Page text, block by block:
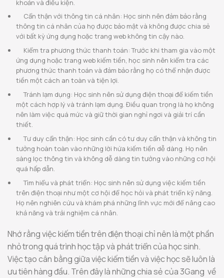
khoản và điều kiện.
Cẩn thận với thông tin cá nhân: Học sinh nên đảm bảo rằng
thông tin cá nhân của họ được bảo mật và không được chia sẻ
với bất kỳ ứng dụng hoặc trang web không tin cậy nào.
Kiểm tra phương thức thanh toán: Trước khi tham gia vào một
ứng dụng hoặc trang web kiếm tiền, học sinh nên kiểm tra các
phương thức thanh toán và đảm bảo rằng họ có thể nhận được
tiền một cách an toàn và tiện lợi.
Tránh lạm dụng: Học sinh nên sử dụng điện thoại để kiếm tiền
một cách hợp lý và tránh lạm dụng. Điều quan trọng là họ không
nên làm việc quá mức và giữ thời gian nghỉ ngơi và giải trí cần
thiết.
Tư duy cẩn thận: Học sinh cần có tư duy cẩn thận và không tin
tưởng hoàn toàn vào những lời hứa kiếm tiền dễ dàng. Họ nên
sàng lọc thông tin và không dễ dàng tin tưởng vào những cơ hội
quá hấp dẫn.
Tìm hiểu và phát triển: Học sinh nên sử dụng việc kiếm tiền
trên điện thoại như một cơ hội để học hỏi và phát triển kỹ năng.
Họ nên nghiên cứu và khám phá những lĩnh vực mới để nâng cao
khả năng và trải nghiệm cá nhân.
Nhớ rằng việc kiếm tiền trên điện thoại chỉ nên là một phần
nhỏ trong quá trình học tập và phát triển của học sinh.
Việc tạo cân bằng giữa việc kiếm tiền và việc học sẽ luôn là
ưu tiên hàng đầu. Trên đây là những chia sẻ của 3Gang về